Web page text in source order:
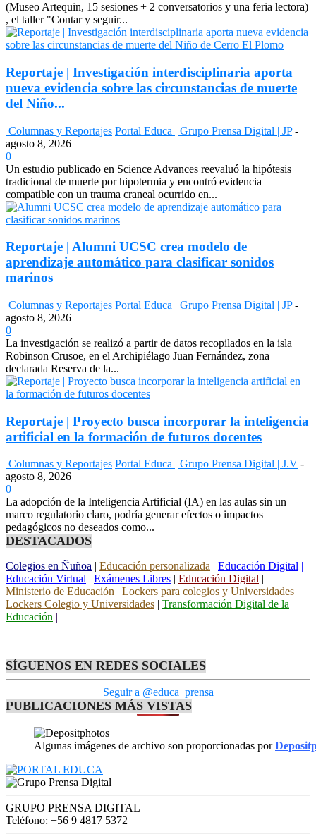
(Museo Artequin, 15 sesiones + 2 conversatorios y una feria lectora)
, el taller "Contar y seguir...
Reportaje | Investigación interdisciplinaria aporta
nueva evidencia sobre las circunstancias de muerte
del Niño...
Columnas y Reportajes Portal Educa | Grupo Prensa Digital | JP -
agosto 8, 2026
0
Un estudio publicado en Science Advances reevaluó la hipótesis
tradicional de muerte por hipotermia y encontró evidencia
compatible con un trauma craneal ocurrido en...
Reportaje | Alumni UCSC crea modelo de
aprendizaje automático para clasificar sonidos
marinos
Columnas y Reportajes Portal Educa | Grupo Prensa Digital | JP -
agosto 8, 2026
0
La investigación se realizó a partir de datos recopilados en la isla
Robinson Crusoe, en el Archipiélago Juan Fernández, zona
declarada Reserva de la...
Reportaje | Proyecto busca incorporar la inteligencia
artificial en la formación de futuros docentes
Columnas y Reportajes Portal Educa | Grupo Prensa Digital | J.V -
agosto 8, 2026
0
La adopción de la Inteligencia Artificial (IA) en las aulas sin un
marco regulatorio claro, podría generar efectos o impactos
pedagógicos no deseados como...
DESTACADOS
Colegios en Ñuñoa | Educación personalizada | Educación Digital |
Educación Virtual | Exámenes Libres | Educación Digital |
Ministerio de Educación | Lockers para colegios y Universidades |
Lockers Colegio y Universidades | Transformación Digital de la
Educación |
SÍGUENOS EN REDES SOCIALES
Seguir a @educa_prensa
PUBLICACIONES MÁS VISTAS
Algunas imágenes de archivo son proporcionadas por
GRUPO PRENSA DIGITAL
Teléfono: +56 9 4817 5372